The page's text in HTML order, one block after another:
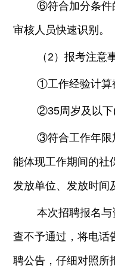
⑥符合加分条件
审核人员快速识别。
（2）报考注意
①工作经验计算
②35周岁及以下
③符合工作年限
能体现工作期间的社
发放单位、发放时间
本次招聘报名
查不予通过，将电话
聘公告，仔细对照所